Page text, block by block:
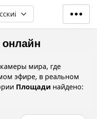
к основному
your language
мира, где
эфире, в реальном
Площади найдено: